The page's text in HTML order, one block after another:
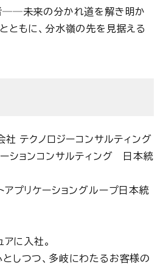
──未来の分かれ道を解き明か
ともに、分水嶺の先を見据える
社 テクノロジーコンサルティング
ションコンサルティング 日本統
アプリケーショングループ日本統
に入社。
しつつ、多岐にわたるお客様の